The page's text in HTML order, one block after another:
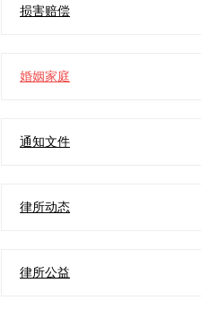
损害赔偿
婚姻家庭
通知文件
律所动态
律所公益